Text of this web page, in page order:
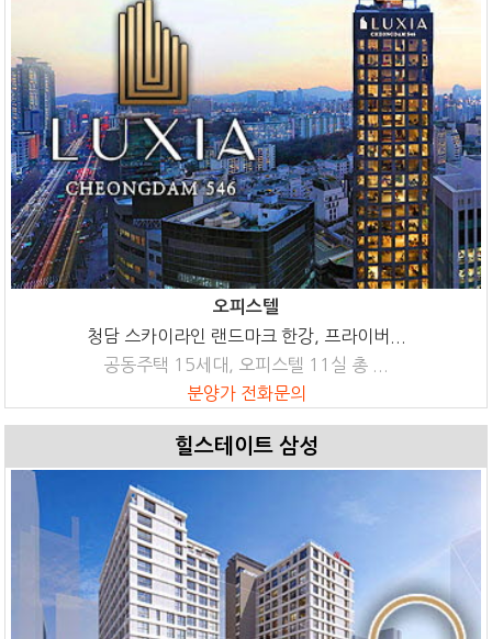
오피스텔
청담 스카이라인 랜드마크 한강, 프라이버...
공동주택 15세대, 오피스텔 11실 총 ...
분양가 전화문의
힐스테이트 삼성